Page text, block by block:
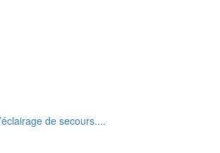
de secours....